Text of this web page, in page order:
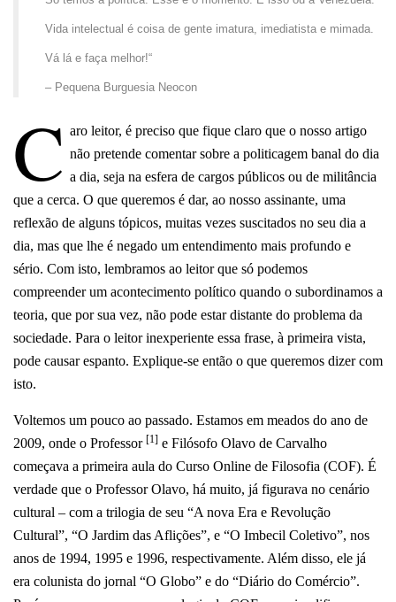
Vida intelectual é coisa de gente imatura, imediatista e mimada.
Vá lá e faça melhor!“
– Pequena Burguesia Neocon
C aro leitor, é preciso que fique claro que o nosso artigo
não pretende comentar sobre a politicagem banal do dia
a dia, seja na esfera de cargos públicos ou de militância
que a cerca. O que queremos é dar, ao nosso assinante, uma
reflexão de alguns tópicos, muitas vezes suscitados no seu dia a
dia, mas que lhe é negado um entendimento mais profundo e
sério. Com isto, lembramos ao leitor que só podemos
compreender um acontecimento político quando o subordinamos a
teoria, que por sua vez, não pode estar distante do problema da
sociedade. Para o leitor inexperiente essa frase, à primeira vista,
pode causar espanto. Explique-se então o que queremos dizer com
isto.
Voltemos um pouco ao passado. Estamos em meados do ano de
2009, onde o Professor [1] e Filósofo Olavo de Carvalho
começava a primeira aula do Curso Online de Filosofia (COF). É
verdade que o Professor Olavo, há muito, já figurava no cenário
cultural – com a trilogia de seu “A nova Era e Revolução
Cultural”, “O Jardim das Aflições”, e “O Imbecil Coletivo”, nos
anos de 1994, 1995 e 1996, respectivamente. Além disso, ele já
era colunista do jornal “O Globo” e do “Diário do Comércio”.